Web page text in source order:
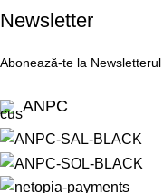
Newsletter
Abonează-te la
ANPC